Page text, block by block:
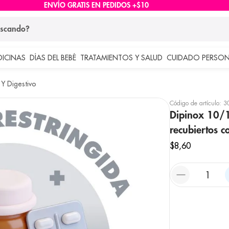
ENVÍO GRATIS EN PEDIDOS +$10
DÍAS DEL BEBÉ TRATAMIENTOS Y SALUD CUIDADO
Digestivo
Código de artículo:
Dipinox 10/
recubiertos
$8,60
buscados